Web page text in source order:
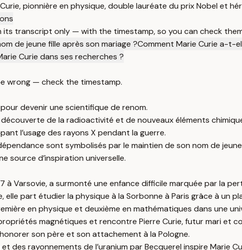
pionnière en physique, double lauréate du prix Nobel et
its transcript only — with the timestamp, so you can check
de jeune fille après son mariage ?Comment Marie Curie a-t-
Curie dans ses recherches ?
wrong — check the timestamp.
devenir une scientifique de renom.
de la radioactivité et de nouveaux éléments
l’usage des rayons X pendant la guerre.
sont symbolisés par le maintien de son nom de
source d’inspiration universelle.
à Varsovie, a surmonté une enfance difficile marquée par la
part étudier la physique à la Sorbonne à Paris grâce à un
en physique et deuxième en mathématiques dans une
magnétiques et rencontre Pierre Curie, futur mari et
son père et son attachement à la Pologne.
des rayonnements de l’uranium par Becquerel inspire Marie